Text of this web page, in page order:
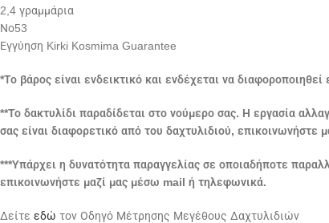
2,4 γραμμάρια
Νο53
Εγγύηση Kirki Kosmima Guarantee
*Το βάρος είναι ενδεικτικό και ενδέχεται να
**Το δακτυλίδι παραδίδεται στο νούμερο σας. Η εργασία
σας είναι διαφορετικό από του δαχτυλιδιού, επικοινωνήστε
***Υπάρχει η δυνατότητα παραγγελίας σε οποιαδήποτε
επικοινωνήστε μαζί μας μέσω mail ή τηλεφωνικά.
Δείτε εδώ τον Οδηγό Μέτρησης Μεγέθους Δαχτυλιδιών